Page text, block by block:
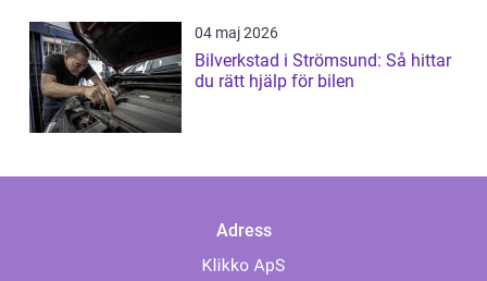
04 maj 2026
Bilverkstad i Strömsund: Så hittar
du rätt hjälp för bilen
Adress